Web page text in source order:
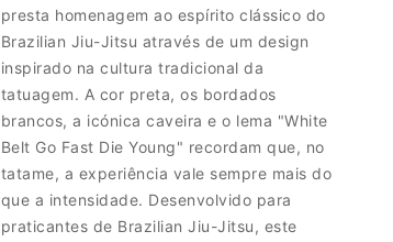
presta homenagem ao espírito clássico do
Brazilian Jiu-Jitsu através de um design
inspirado na cultura tradicional da
tatuagem. A cor preta, os bordados
brancos, a icónica caveira e o lema "White
Belt Go Fast Die Young" recordam que, no
tatame, a experiência vale sempre mais do
que a intensidade. Desenvolvido para
praticantes de Brazilian Jiu-Jitsu, este